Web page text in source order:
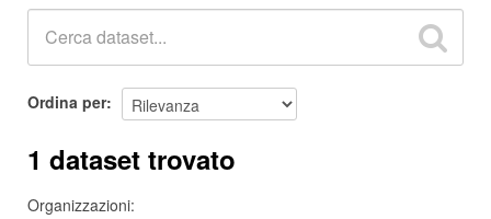
Ordina per
1 dataset trovato
Organizzazioni: